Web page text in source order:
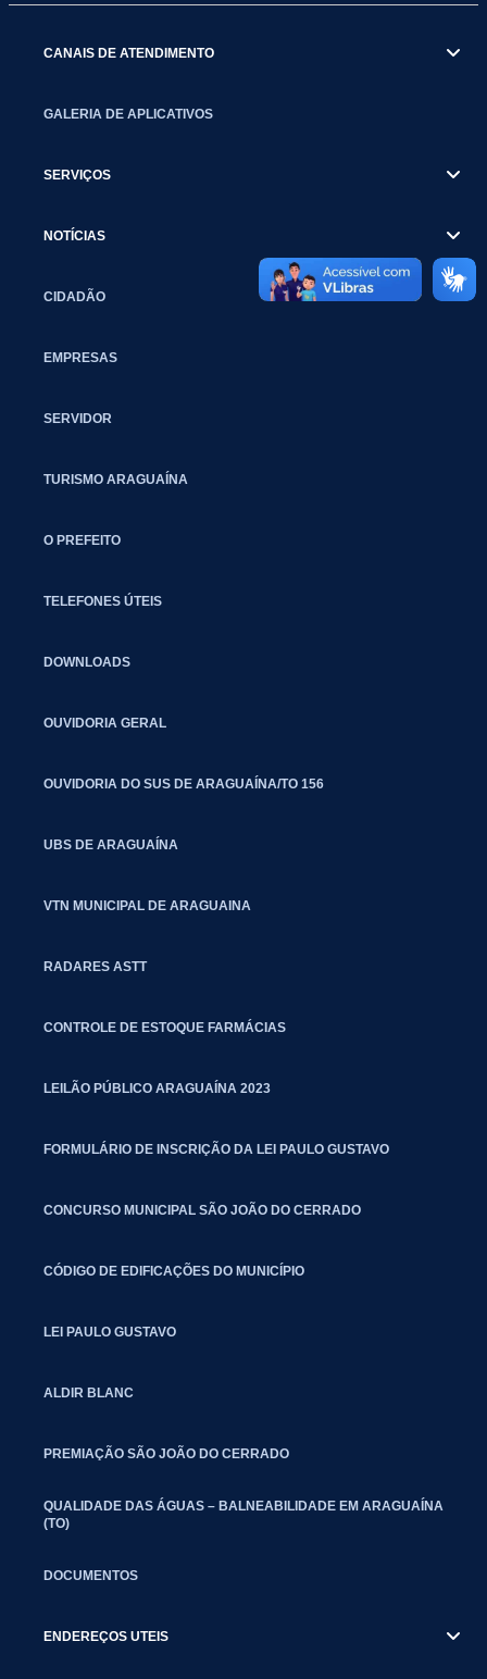
CANAIS DE ATENDIMENTO
GALERIA DE APLICATIVOS
SERVIÇOS
NOTÍCIAS
CIDADÃO
EMPRESAS
SERVIDOR
TURISMO ARAGUAÍNA
O PREFEITO
TELEFONES ÚTEIS
DOWNLOADS
OUVIDORIA GERAL
OUVIDORIA DO SUS DE ARAGUAÍNA/TO 156
UBS DE ARAGUAÍNA
VTN MUNICIPAL DE ARAGUAINA
RADARES ASTT
CONTROLE DE ESTOQUE FARMÁCIAS
LEILÃO PÚBLICO ARAGUAÍNA 2023
FORMULÁRIO DE INSCRIÇÃO DA LEI PAULO GUSTAVO
CONCURSO MUNICIPAL SÃO JOÃO DO CERRADO
CÓDIGO DE EDIFICAÇÕES DO MUNICÍPIO
LEI PAULO GUSTAVO
ALDIR BLANC
PREMIAÇÃO SÃO JOÃO DO CERRADO
QUALIDADE DAS ÁGUAS – BALNEABILIDADE EM ARAGUAÍNA
(TO)
DOCUMENTOS
ENDEREÇOS UTEIS